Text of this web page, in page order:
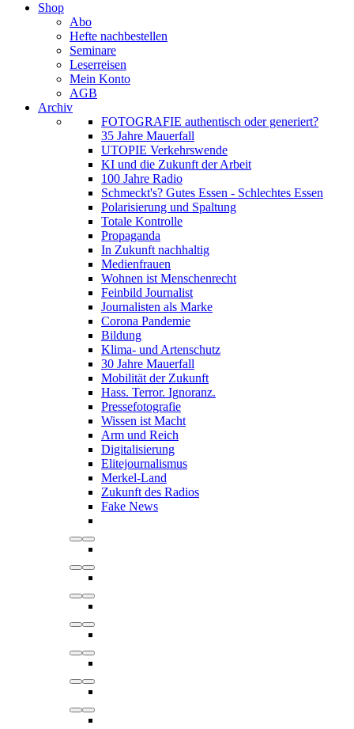
Shop
Abo
Hefte nachbestellen
Seminare
Leserreisen
Mein Konto
AGB
Archiv
FOTOGRAFIE authentisch oder generiert?
35 Jahre Mauerfall
UTOPIE Verkehrswende
KI und die Zukunft der Arbeit
100 Jahre Radio
Schmeckt's? Gutes Essen - Schlechtes Essen
Polarisierung und Spaltung
Totale Kontrolle
Propaganda
In Zukunft nachhaltig
Medienfrauen
Wohnen ist Menschenrecht
Feinbild Journalist
Journalisten als Marke
Corona Pandemie
Bildung
Klima- und Artenschutz
30 Jahre Mauerfall
Mobilität der Zukunft
Hass. Terror. Ignoranz.
Pressefotografie
Wissen ist Macht
Arm und Reich
Digitalisierung
Elitejournalismus
Merkel-Land
Zukunft des Radios
Fake News